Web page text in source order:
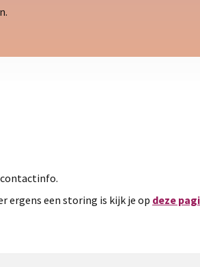
contactinfo.
ergens een storing is kijk je op deze